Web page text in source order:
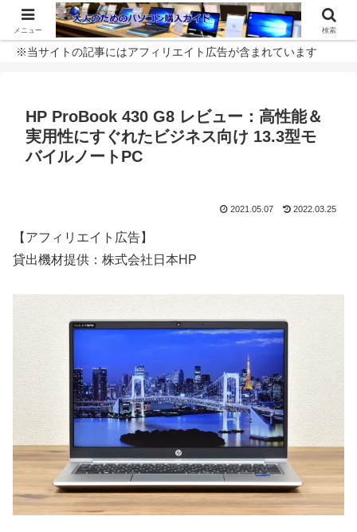
※当サイトの記事にはアフィリエイト広告が含まれています
HP ProBook 430 G8 レビュー：高性能＆
実用性にすぐれたビジネス向け 13.3型モ
バイルノートPC
2021.05.07 2022.03.25
【アフィリエイト広告】
貸出機材提供：株式会社日本HP
メニュー 検索